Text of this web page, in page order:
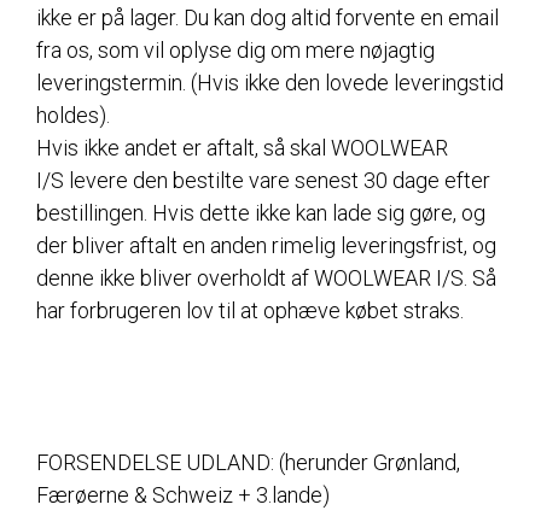
ikke er på lager. Du kan dog altid forvente en email
fra os, som vil oplyse dig om mere nøjagtig
leveringstermin. (Hvis ikke den lovede leveringstid
holdes).
Hvis ikke andet er aftalt, så skal WOOLWEAR
I/S levere den bestilte vare senest 30 dage efter
bestillingen. Hvis dette ikke kan lade sig gøre, og
der bliver aftalt en anden rimelig leveringsfrist, og
denne ikke bliver overholdt af WOOLWEAR I/S. Så
har forbrugeren lov til at ophæve købet straks.
FORSENDELSE UDLAND: (herunder Grønland,
Færøerne & Schweiz + 3.lande)